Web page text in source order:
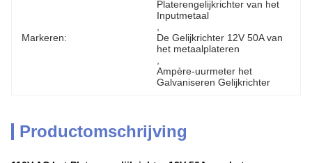
Markeren:
Platerengelijkrichter van het
Inputmetaal
De Gelijkrichter 12V 50A van
het metaalplateren
Ampère-uurmeter het
Galvaniseren Gelijkrichter
Productomschrijving